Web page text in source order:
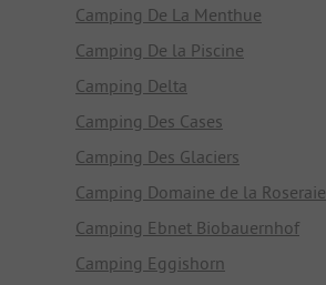
Camping De La Menthue
Camping De la Piscine
Camping Delta
Camping Des Cases
Camping Des Glaciers
Camping Domaine de la Roseraie
Camping Ebnet Biobauernhof
Camping Eggishorn